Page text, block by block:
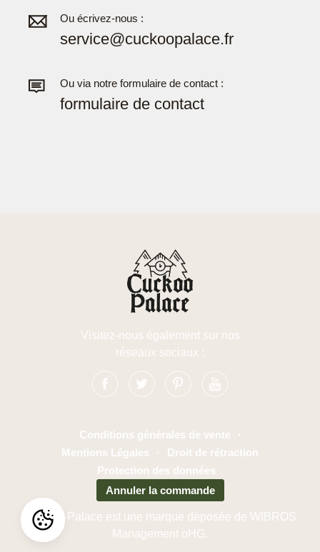
Ou écrivez-nous :
service@cuckoopalace.fr
Ou via notre formulaire de contact :
formulaire de contact
Visitez-nous également sur nos
réseaux sociaux :
Conditions générales de vente
·
Mentions Légales
·
Droit de rétraction
Protection des données
Annuler la commande
Cuckoo-Palace est une marque déposée de WIBROS
Management oHG.